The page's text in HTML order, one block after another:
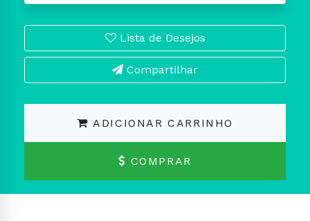
Lista de Desejos
Compartilhar
ADICIONAR CARRINHO
COMPRAR